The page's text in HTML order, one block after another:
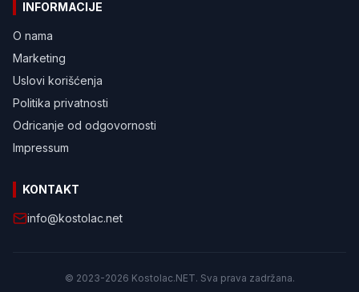
INFORMACIJE
O nama
Marketing
Uslovi korišćenja
Politika privatnosti
Odricanje od odgovornosti
Impressum
KONTAKT
info@kostolac.net
© 2023-2026 Kostolac.NET. Sva prava zadržana.